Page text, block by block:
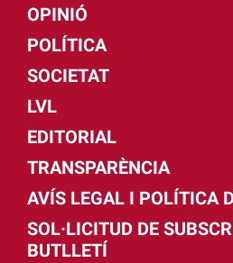
OPINIÓ
POLÍTICA
SOCIETAT
LVL
EDITORIAL
TRANSPARÈNCIA
AVÍS LEGAL I POLÍTICA
SOL·LICITUD DE
BUTLLETÍ